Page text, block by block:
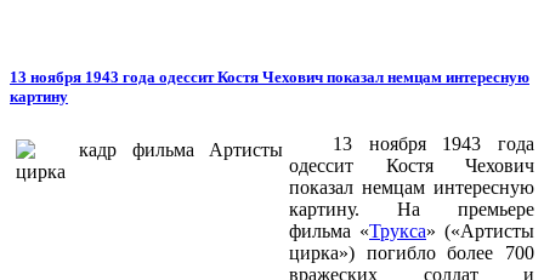
13 ноября 1943 года одессит Костя Чехович показал немцам интересную
картину
13 ноября 1943 года
одессит Костя Чехович
показал немцам интересную
картину. На премьере
фильма «Трукса» («Артисты
цирка») погибло более 700
вражеских солдат и